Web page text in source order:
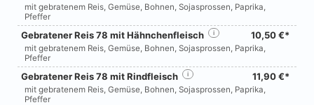
mit gebratenem Reis, Gemüse, Bohnen, Sojasprossen, Paprika,
Pfeffer
Gebratener Reis 78 mit Hähnchenfleisch 10,50 €*
i
mit gebratenem Reis, Gemüse, Bohnen, Sojasprossen, Paprika,
Pfeffer
Gebratener Reis 78 mit Rindfleisch 11,90 €*
i
mit gebratenem Reis, Gemüse, Bohnen, Sojasprossen, Paprika,
Pfeffer